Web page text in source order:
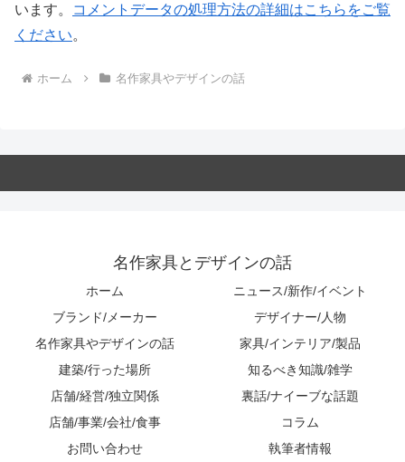
います。
コメントデータの処理方法の詳細はこちらをご覧
ください。
ホーム 名作家具やデザインの話
名作家具とデザインの話
ホーム
ニュース/新作/イベント
ブランド/メーカー
デザイナー/人物
名作家具やデザインの話
家具/インテリア/製品
建築/行った場所
知るべき知識/雑学
店舗/経営/独立関係
裏話/ナイーブな話題
店舗/事業/会社/食事
コラム
お問い合わせ
執筆者情報